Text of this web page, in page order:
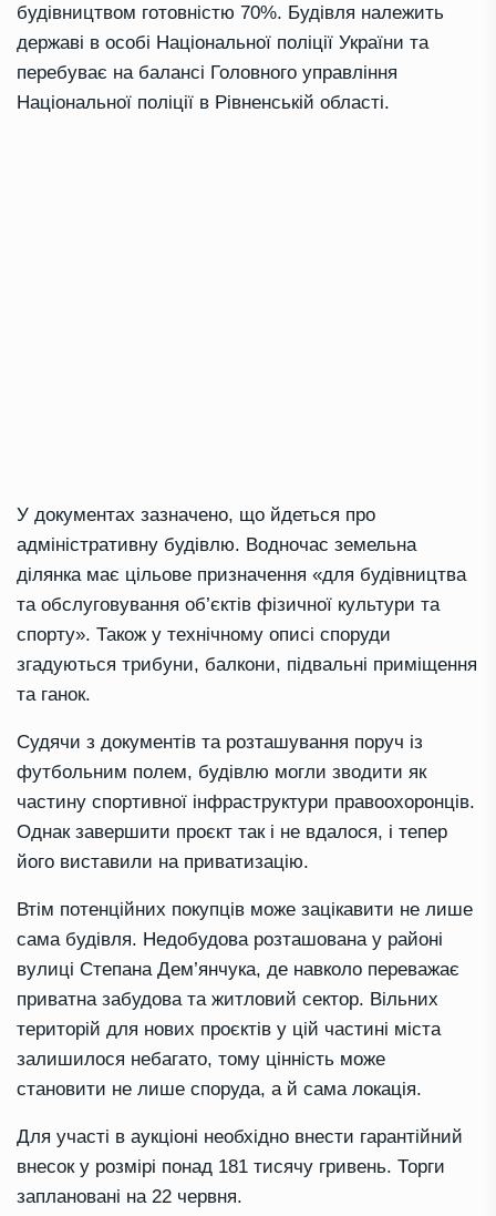
будівництвом готовністю 70%. Будівля належить
державі в особі Національної поліції України та
перебуває на балансі Головного управління
Національної поліції в Рівненській області.
У документах зазначено, що йдеться про
адміністративну будівлю. Водночас земельна
ділянка має цільове призначення «для будівництва
та обслуговування об’єктів фізичної культури та
спорту». Також у технічному описі споруди
згадуються трибуни, балкони, підвальні приміщення
та ганок.
Судячи з документів та розташування поруч із
футбольним полем, будівлю могли зводити як
частину спортивної інфраструктури правоохоронців.
Однак завершити проєкт так і не вдалося, і тепер
його виставили на приватизацію.
Втім потенційних покупців може зацікавити не лише
сама будівля. Недобудова розташована у районі
вулиці Степана Дем’янчука, де навколо переважає
приватна забудова та житловий сектор. Вільних
територій для нових проєктів у цій частині міста
залишилося небагато, тому цінність може
становити не лише споруда, а й сама локація.
Для участі в аукціоні необхідно внести гарантійний
внесок у розмірі понад 181 тисячу гривень. Торги
заплановані на 22 червня.